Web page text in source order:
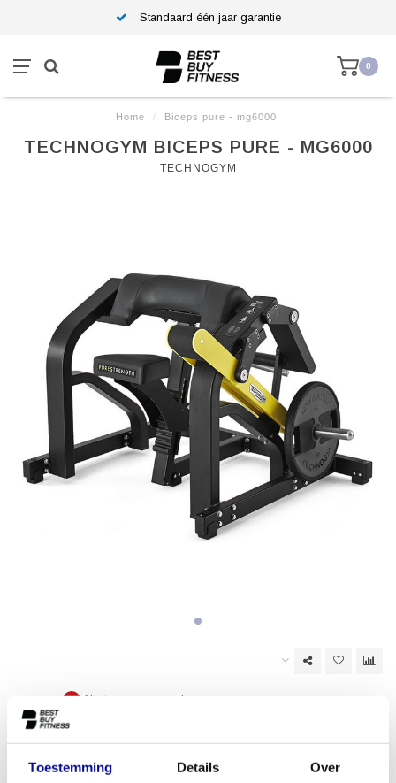
Toestemming Details Over
Standaard één jaar garantie
0
Home / Biceps pure - mg6000
TECHNOGYM BICEPS PURE - MG6000
TECHNOGYM
Niet op voorraad
EAN Code: 6017435671617